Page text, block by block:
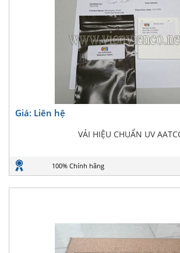
Giá: Liên hệ
VẢI HIỆU CHUẨN UV
100% Chính hãng